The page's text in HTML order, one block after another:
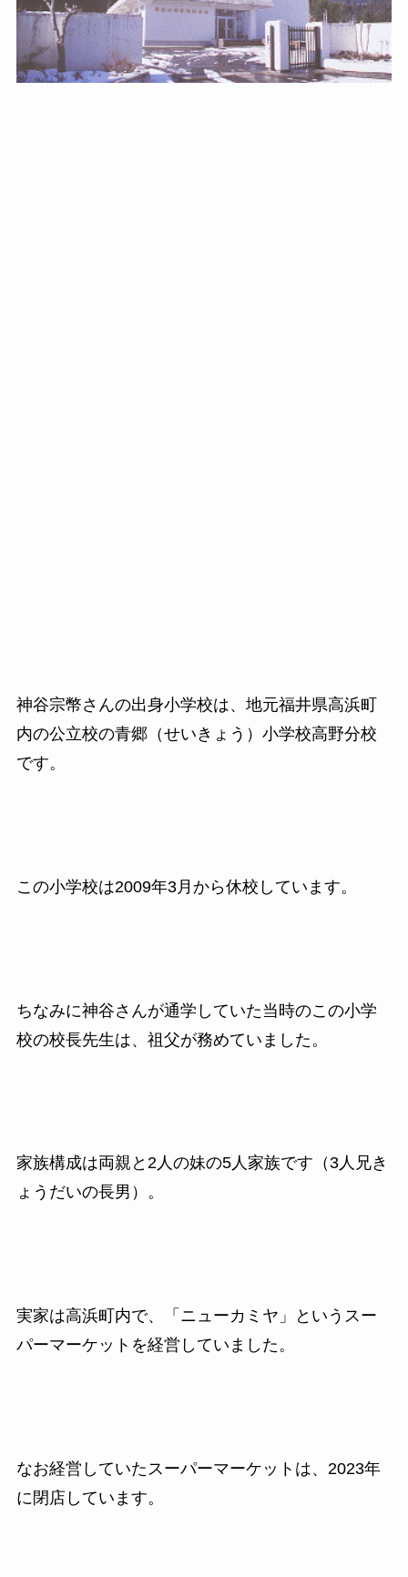
神谷宗幣さんの出身小学校は、地元福井県高浜町
内の公立校の青郷（せいきょう）小学校高野分校
です。
この小学校は2009年3月から休校しています。
ちなみに神谷さんが通学していた当時のこの小学
校の校長先生は、祖父が務めていました。
家族構成は両親と2人の妹の5人家族です（3人兄き
ょうだいの長男）。
実家は高浜町内で、「ニューカミヤ」というスー
パーマーケットを経営していました。
なお経営していたスーパーマーケットは、2023年
に閉店しています。